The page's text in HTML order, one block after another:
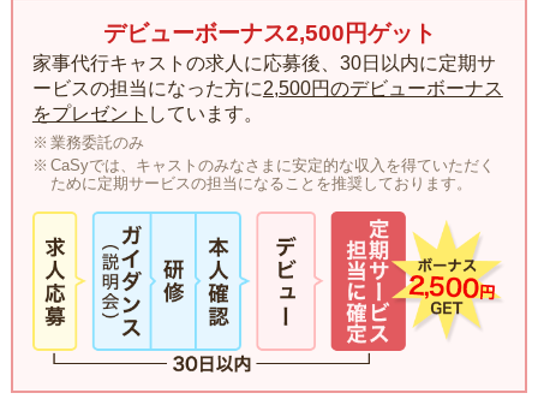
デビューボーナス2,500円ゲット
家事代行キャストの求人に応募後、30日以内に定期サ
ービスの担当になった方に2,500円のデビューボーナス
をプレゼント しています。
業務委託のみ
CaSyでは、キャストのみなさまに安定的な収入を得ていただく
ために定期サービスの担当になることを推奨しております。